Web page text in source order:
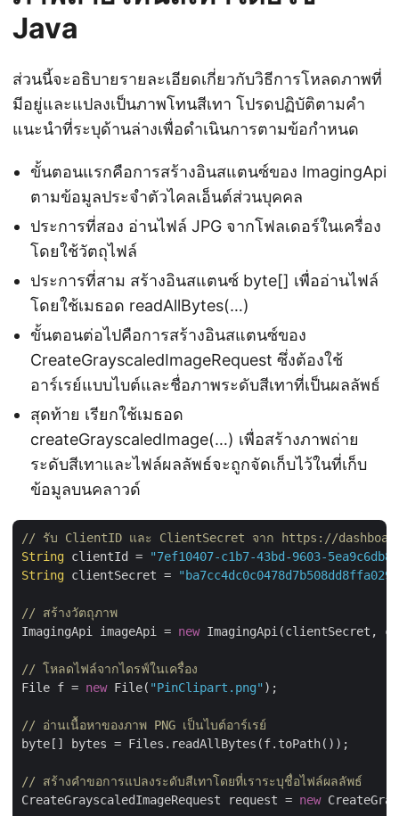
Java
ส่วนนี้จะอธิบายรายละเอียดเกี่ยวกับวิธีการโหลดภาพที่
มีอยู่และแปลงเป็นภาพโทนสีเทา โปรดปฏิบัติตามคำ
แนะนำที่ระบุด้านล่างเพื่อดำเนินการตามข้อกำหนด
ขั้นตอนแรกคือการสร้างอินสแตนซ์ของ ImagingApi
ตามข้อมูลประจำตัวไคลเอ็นต์ส่วนบุคคล
ประการที่สอง อ่านไฟล์ JPG จากโฟลเดอร์ในเครื่อง
โดยใช้วัตถุไฟล์
ประการที่สาม สร้างอินสแตนซ์ byte[] เพื่ออ่านไฟล์
โดยใช้เมธอด readAllBytes(…)
ขั้นตอนต่อไปคือการสร้างอินสแตนซ์ของ
CreateGrayscaledImageRequest ซึ่งต้องใช้
อาร์เรย์แบบไบต์และชื่อภาพระดับสีเทาที่เป็นผลลัพธ์
สุดท้าย เรียกใช้เมธอด
createGrayscaledImage(…) เพื่อสร้างภาพถ่าย
ระดับสีเทาและไฟล์ผลลัพธ์จะถูกจัดเก็บไว้ในที่เก็บ
ข้อมูลบนคลาวด์
// รับ ClientID และ ClientSecret จาก https://
String clientId =
"7ef10407-c1b7-43bd-9603-
String clientSecret =
// สร้างวัตถุภาพ
ImagingApi imageApi = new ImagingApi(clientSecret,
// โหลดไฟล์จากไดรฟ์ในเครื่อง
File f = new File( "PinClipart.png" );
// อ่านเนื้อหาของภาพ PNG เป็นไบต์อาร์เรย์
byte[] bytes = Files.readAllBytes(f.toPath());
// สร้างคำขอการแปลงระดับสีเทาโดยที่เราระบุชื่อไฟล์ผลลัพธ์
CreateGrayscaledImageRequest request = new